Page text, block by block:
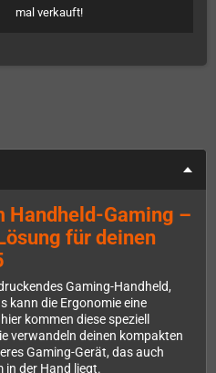
mal verkauft!
Handheld-Gaming –
für deinen
Gaming-Handheld,
kann die Ergonomie eine
kommen diese speziell
verwandeln deinen kompakten
Gaming-Gerät, das auch
in der Hand liegt.